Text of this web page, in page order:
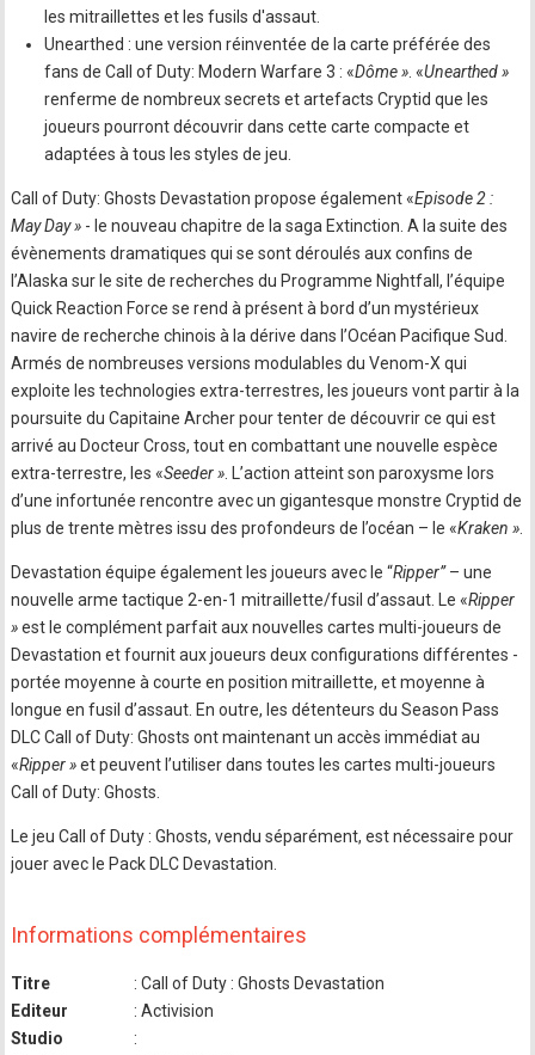
les mitraillettes et les fusils d'assaut.
Unearthed : une version réinventée de la carte préférée des
fans de Call of Duty: Modern Warfare 3 : «Dôme » . «Unearthed »
renferme de nombreux secrets et artefacts Cryptid que les
joueurs pourront découvrir dans cette carte compacte et
adaptées à tous les styles de jeu.
Call of Duty: Ghosts Devastation propose également «Episode 2 :
May Day » - le nouveau chapitre de la saga Extinction. A la suite des
évènements dramatiques qui se sont déroulés aux confins de
l’Alaska sur le site de recherches du Programme Nightfall, l’équipe
Quick Reaction Force se rend à présent à bord d’un mystérieux
navire de recherche chinois à la dérive dans l’Océan Pacifique Sud.
Armés de nombreuses versions modulables du Venom-X qui
exploite les technologies extra-terrestres, les joueurs vont partir à la
poursuite du Capitaine Archer pour tenter de découvrir ce qui est
arrivé au Docteur Cross, tout en combattant une nouvelle espèce
extra-terrestre, les «Seeder » . L’action atteint son paroxysme lors
d’une infortunée rencontre avec un gigantesque monstre Cryptid de
plus de trente mètres issu des profondeurs de l’océan – le «Kraken »
Devastation équipe également les joueurs avec le “Ripper”– une
nouvelle arme tactique 2-en-1 mitraillette/fusil d’assaut. Le «Ripper
»est le complément parfait aux nouvelles cartes multi-joueurs de
Devastation et fournit aux joueurs deux configurations différentes -
portée moyenne à courte en position mitraillette, et moyenne à
longue en fusil d’assaut. En outre, les détenteurs du Season Pass
DLC Call of Duty: Ghosts ont maintenant un accès immédiat au
«Ripper »et peuvent l’utiliser dans toutes les cartes multi-joueurs
Call of Duty: Ghosts.
Le jeu Call of Duty : Ghosts, vendu séparément, est nécessaire pour
jouer avec le Pack DLC Devastation.
Informations complémentaires
Titre
: Call of Duty : Ghosts Devastation
Editeur
: Activision
Studio
: